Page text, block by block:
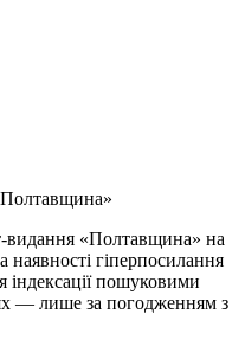
видання «Полтавщина» на
наявності гіперпосилання
індексації пошуковими
— лише за погодженням з